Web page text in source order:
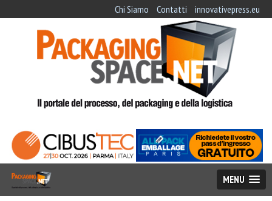
Chi Siamo Contatti innovativepress.eu
MENU